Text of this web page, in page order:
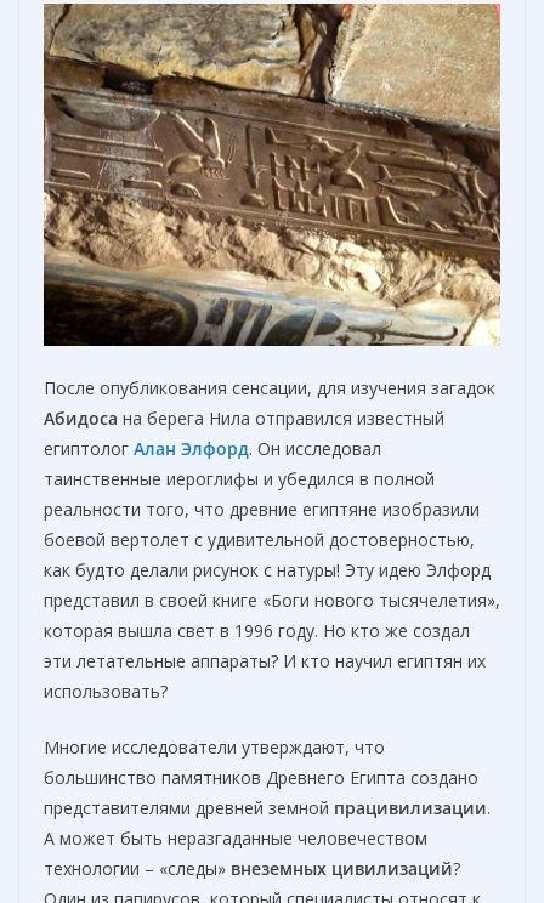
После опубликования сенсации, для изучения загадок
Абидоса на берега Нила отправился известный
египтолог Алан Элфорд. Он исследовал
таинственные иероглифы и убедился в полной
реальности того, что древние египтяне изобразили
боевой вертолет с удивительной достоверностью,
как будто делали рисунок с натуры! Эту идею Элфорд
представил в своей книге «Боги нового тысячелетия»,
которая вышла свет в 1996 году. Но кто же создал
эти летательные аппараты? И кто научил египтян их
использовать?
Многие исследователи утверждают, что
большинство памятников Древнего Египта создано
представителями древней земной працивилизации.
А может быть неразгаданные человечеством
технологии – «следы» внеземных цивилизаций?